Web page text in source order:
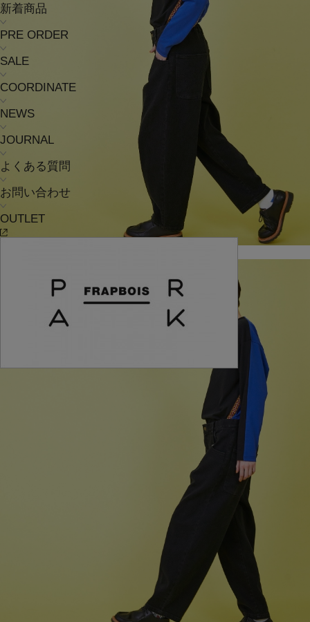
新着商品
PRE ORDER
SALE
COORDINATE
NEWS
JOURNAL
よくある質問
お問い合わせ
OUTLET